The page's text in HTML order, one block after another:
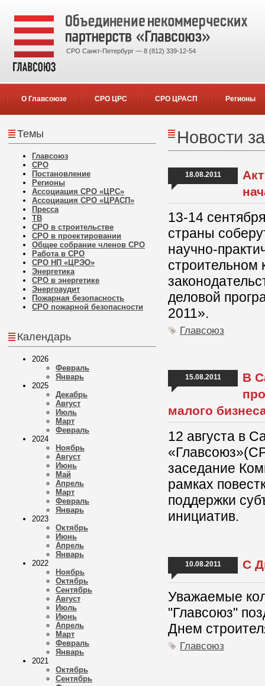
СРО Санкт-Петербург — 8 (812) 339-12-54
О Главсоюзе СРО ЦРС СРО ЦРАСП Регионы
Темы
Главсоюз
СРО
Постановление
Регионы
Ассоциация СРО «ЦРС»
Ассоциация СРО «ЦРАСП»
Пресса
ТВ
СРО в строительстве
СРО в проектировании
Общее собрание членов СРО
Работа в СРО
СРО НП «ЦРЭО»
Энергетика
СРО в энергетике
Энергоаудит
Пожарная безопасность
СРО пожарной безопасности
Календарь
2026
Февраль
Январь
2025
Декабрь
Август
Июль
Март
Февраль
2024
Ноябрь
Август
Июнь
Май
Апрель
Март
Февраль
Январь
2023
Октябрь
Июнь
Апрель
Январь
2022
Ноябрь
Октябрь
Сентябрь
Август
Июль
Июнь
Апрель
Март
Февраль
Январь
2021
Октябрь
Сентябрь
Новости
18.08.2011
13-14
страны
научно-
строительном
деловой
2011».
Главсоюз
15.08.2011
В
малого
12 августа в
заседание
рамках
поддержки
инициатив.
10.08.2011 С
Уважаемые
"Главсоюз"
Днем
Главсоюз